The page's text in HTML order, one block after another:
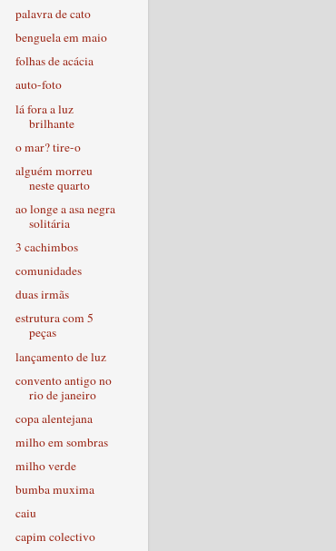
palavra de cato
benguela em maio
folhas de acácia
auto-foto
lá fora a luz
brilhante
o mar? tire-o
alguém morreu
neste quarto
ao longe a asa negra
solitária
3 cachimbos
comunidades
duas irmãs
estrutura com 5
peças
lançamento de luz
convento antigo no
rio de janeiro
copa alentejana
milho em sombras
milho verde
bumba muxima
caiu
capim colectivo